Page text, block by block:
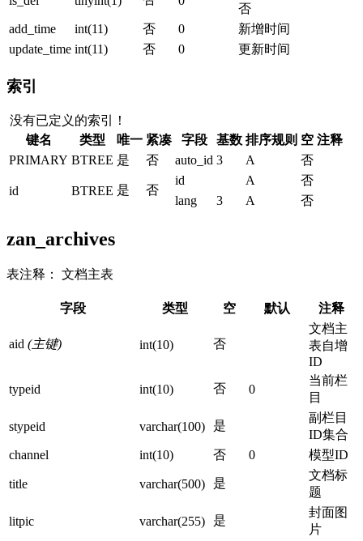
否
add_time
int(11) 否 0
新增时间
update_time int(11) 否 0 更新时间
索引
没有已定义的索引！
键名
类型 唯一 紧凑 字段 基数 排序规则 空 注释
PRIMARY BTREE 是 否 auto_id 3 A 否
id BTREE 是 否
id A
否
lang
3 A 否
zan_archives
表注释： 文档主表
字段 类型 空 默认 注释
aid (主键) int(10) 否
文档主
表自增
ID
typeid
int(10) 否 0
当前栏
目
stypeid varchar(100) 是
副栏目
ID集合
channel
int(10) 否 0 模型ID
title varchar(500) 是
文档标
题
litpic varchar(255) 是
封面图
片